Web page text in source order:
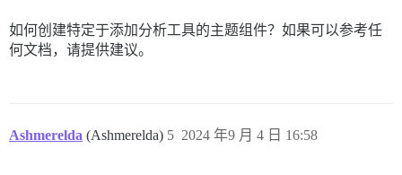
如何创建特定于添加分析工具的主题组件？如果可以参考任
何文档，请提供建议。
Ashmerelda (Ashmerelda) 2024 年9 月 4 日 16:58
5